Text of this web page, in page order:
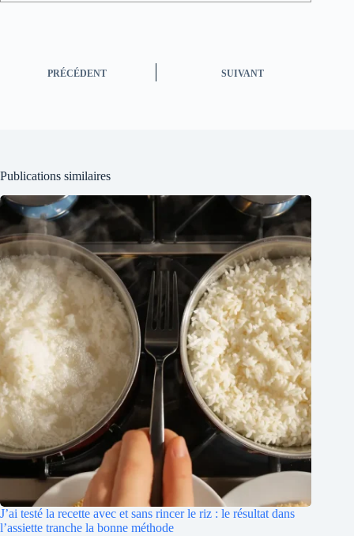
PRÉCÉDENT SUIVANT
Publications similaires
J’ai testé la recette avec et sans rincer le riz : le résultat dans
l’assiette tranche la bonne méthode